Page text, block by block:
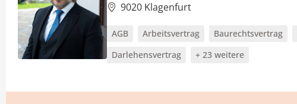
9020 Klagenfurt
AGB Arbeitsvertrag Baurechtsvertrag
Darlehensvertrag
+ 23 weitere